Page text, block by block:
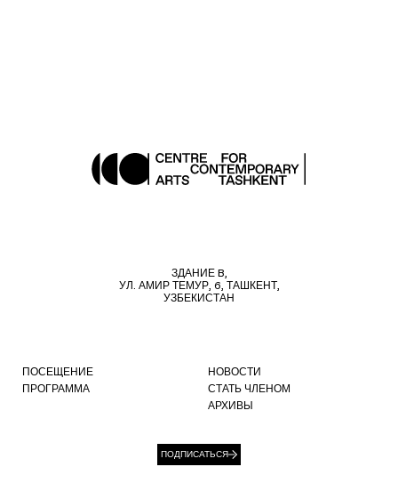
ЗДАНИЕ B,
УЛ. АМИР ТЕМУР, 6, ТАШКЕНТ,
УЗБЕКИСТАН
ПОСЕЩЕНИЕ
ПРОГРАММА
НОВОСТИ
СТАТЬ ЧЛЕНОМ
АРХИВЫ
ПОДПИСАТЬСЯ